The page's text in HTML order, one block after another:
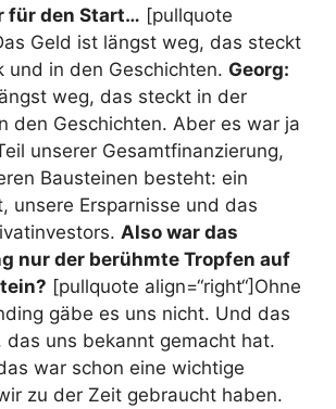
für den Start… [pullquote
Geld ist längst weg, das steckt
und in den Geschichten. Georg:
weg, das steckt in der
den Geschichten. Aber es war ja
unserer Gesamtfinanzierung,
Bausteinen besteht: ein
unsere Ersparnisse und das
Also war das
nur der berühmte Tropfen auf
[pullquote align=“right“]Ohne
gäbe es uns nicht. Und das
das uns bekannt gemacht hat.
war schon eine wichtige
zu der Zeit gebraucht haben.